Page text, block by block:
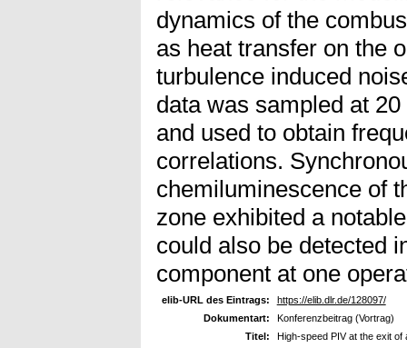
dynamics of the
as heat transfer on the
turbulence induced
data was sampled at
and used to obtain
correlations.
chemiluminescence of
zone exhibited a
could also be detected
component at one
elib-URL des Eintrags:
https://elib.dlr.de/128097/
Dokumentart:
Konferenzbeitrag (Vortrag)
Titel:
High-speed PIV at the exit